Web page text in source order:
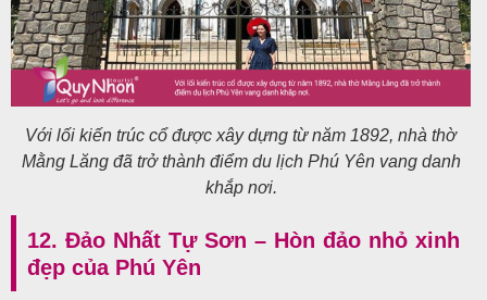
Với lối kiến trúc cổ được xây dựng từ năm 1892, nhà thờ
Mằng Lăng đã trở thành điểm du lịch Phú Yên vang danh
khắp nơi.
12. Đảo Nhất Tự Sơn – Hòn đảo nhỏ xinh
đẹp của Phú Yên